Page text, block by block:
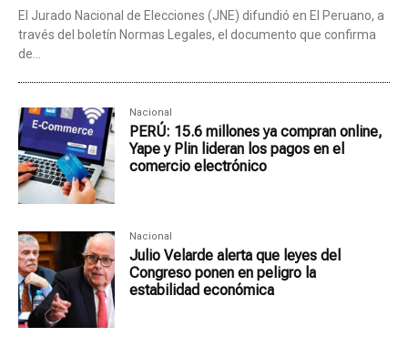
El Jurado Nacional de Elecciones (JNE) difundió en El Peruano, a
través del boletín Normas Legales, el documento que confirma
de...
Nacional
PERÚ: 15.6 millones ya compran online,
Yape y Plin lideran los pagos en el
comercio electrónico
Nacional
Julio Velarde alerta que leyes del
Congreso ponen en peligro la
estabilidad económica